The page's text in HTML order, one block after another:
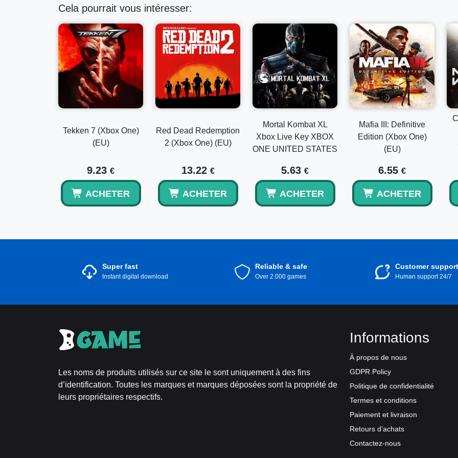
Cela pourrait vous intéresser:
Tekken 7 (Xbox One)
(EU)
9.23 €
ACHETER
Red Dead Redemption
2 (Xbox One) (EU)
13.22 €
ACHETER
Mortal Kombat XL
Xbox Live Key XBOX
ONE UNITED STATES
5.63 €
ACHETER
Mafia III: Definitive
Edition (Xbox One)
(EU)
6.55 €
ACHETER
Super fast
Instant digital download
Reliable & safe
Over 2.000 games
Customer support
Human support 24/7
Les noms de produits utilisés sur ce site le sont uniquement à des fins
d’identification. Toutes les marques et marques déposées sont la propriété de
leurs propriétaires respectifs.
Informations
À propos de nous
GDPR Policy
Politique de confidentialité
Termes et conditions
Paiement et livraison
Retours d’achats
Contactez-nous